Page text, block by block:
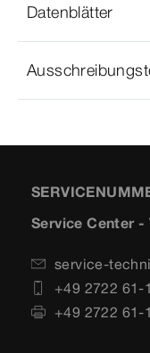
Datenblätter
Service Center -
service-
+49 2722 61-
+49 2722 61-